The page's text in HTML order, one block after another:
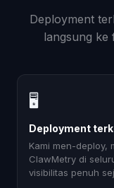
Deployment
langsung ke
🖥
Deployment
Kami men-deploy,
ClawMetry di
visibilitas penuh